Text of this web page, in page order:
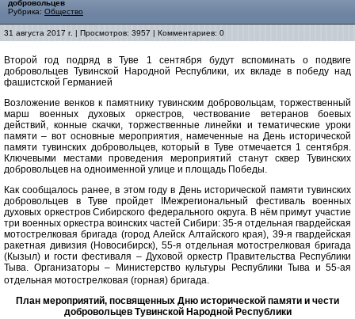
добровольцев
Рубрика: Общество
31 августа 2017 г. | Просмотров: 3957 | Комментариев: 0
Второй год подряд в Туве 1 сентября будут вспоминать о подвиге
добровольцев Тувинской Народной Республики, их вкладе в победу над
фашистской Германией
Возложение венков к памятнику тувинским добровольцам, торжественный
марш военных духовых оркестров, чествование ветеранов боевых
действий, конные скачки, торжественные линейки и тематические уроки
памяти – вот основные мероприятия, намеченные на День исторической
памяти тувинских добровольцев, который в Туве отмечается 1 сентября.
Ключевыми местами проведения мероприятий станут сквер Тувинских
добровольцев на одноименной улице и площадь Победы.
Как сообщалось ранее, в этом году в День исторической памяти тувинских
добровольцев в Туве пройдет IМежрегиональный фестиваль военных
духовых оркестров Сибирского федерального округа. В нём примут участие
три военных оркестра воинских частей Сибири: 35-я отдельная гвардейская
мотострелковая бригада (город Алейск Алтайского края), 39-я гвардейская
ракетная дивизия (Новосибирск), 55-я отдельная мотострелковая бригада
(Кызыл) и гости фестиваля – Духовой оркестр Правительства Республики
Тыва. Организаторы – Министерство культуры Республики Тыва и 55-ая
отдельная мотострелковая (горная) бригада.
План мероприятий, посвященных Дню исторической памяти и чести
добровольцев Тувинской Народной Республики